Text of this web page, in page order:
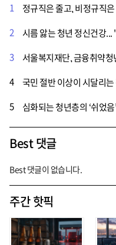
1
정규직은 줄고, 비정규직
2
시름 앓는 청년 정신건강
3
서울복지재단, 금융취약청
4
국민 절반 이상이 시달리
5
심화되는 청년층의 ‘쉬었
Best 댓글
Best 댓글이 없습니다.
주간 핫픽